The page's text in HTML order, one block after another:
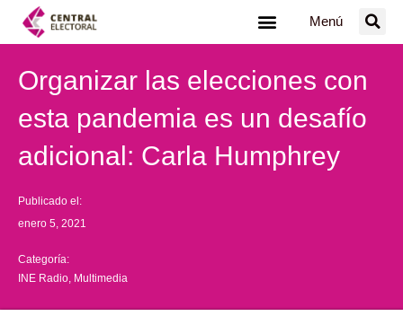
Menú
Organizar las elecciones con
esta pandemia es un desafío
adicional: Carla Humphrey
Publicado el:
enero 5, 2021
Categoría:
INE Radio Multimedia